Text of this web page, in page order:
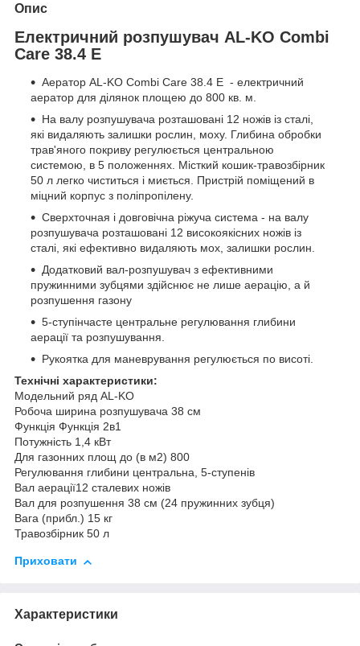
Опис
Електричний розпушувач AL-KO Combi
Care 38.4 E
Аератор AL-KO Combi Care 38.4 E - електричний
аератор для ділянок площею до 800 кв. м.
На валу розпушувача розташовані 12 ножів із сталі,
які видаляють залишки рослин, моху. Глибина обробки
трав'яного покриву регулюється центральною
системою, в 5 положеннях. Місткий кошик-травозбірник
50 л легко чиститься і миється. Пристрій поміщений в
міцний корпус з поліпропілену.
Сверхточная і довговічна ріжуча система - на валу
розпушувача розташовані 12 високоякісних ножів із
сталі, які ефективно видаляють мох, залишки рослин.
Додатковий вал-розпушувач з ефективними
пружинними зубцями здійснює не лише аерацію, а й
розпушення газону
5-ступінчасте центральне регулювання глибини
аерації та розпушування.
Рукоятка для маневрування регулюється по висоті.
Технічні характеристики:
Модельний ряд AL-KO
Робоча ширина розпушувача 38 см
Функція Функція 2в1
Потужність 1,4 кВт
Для газонних площ до (в м2) 800
Регулювання глибини центральна, 5-ступенів
Вал аерації12 сталевих ножів
Вал для розпушення 38 см (24 пружинних зубця)
Вага (прибл.) 15 кг
Травозбірник 50 л
Приховати
Характеристики